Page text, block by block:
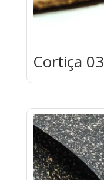
Cortiça 03